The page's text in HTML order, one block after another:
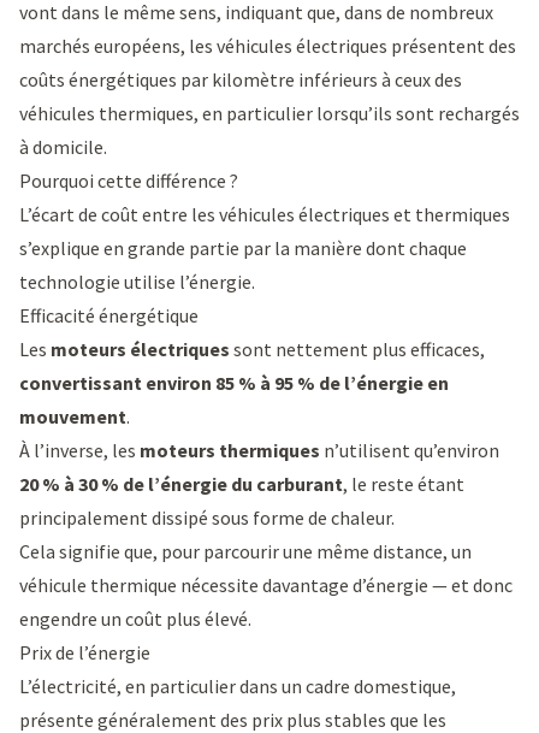
vont dans le même sens, indiquant que, dans de nombreux
marchés européens, les véhicules électriques présentent des
coûts énergétiques par kilomètre inférieurs à ceux des
véhicules thermiques, en particulier lorsqu’ils sont rechargés
à domicile.
Pourquoi cette différence ?
L’écart de coût entre les véhicules électriques et thermiques
s’explique en grande partie par la manière dont chaque
technologie utilise l’énergie.
Efficacité énergétique
Les moteurs électriques sont nettement plus efficaces,
convertissant environ 85 % à 95 % de l’énergie en
mouvement.
À l’inverse, les moteurs thermiques n’utilisent qu’environ
20 % à 30 % de l’énergie du carburant, le reste étant
principalement dissipé sous forme de chaleur.
Cela signifie que, pour parcourir une même distance, un
véhicule thermique nécessite davantage d’énergie — et donc
engendre un coût plus élevé.
Prix de l’énergie
L’électricité, en particulier dans un cadre domestique,
présente généralement des prix plus stables que les